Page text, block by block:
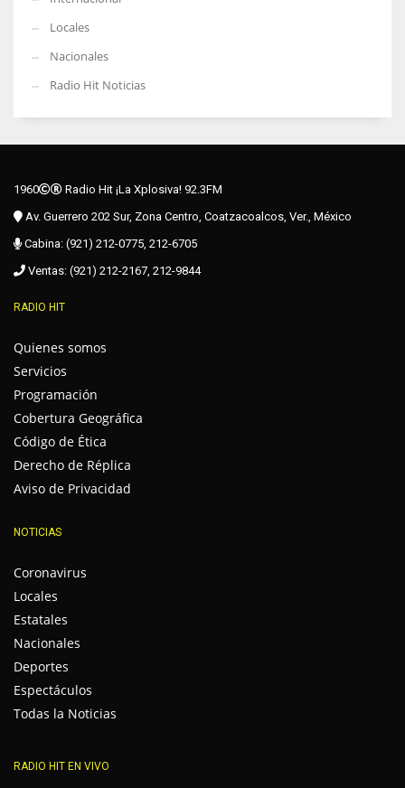
Locales
Nacionales
Radio Hit Noticias
1960
Radio Hit ¡La Xplosiva! 92.3FM
Av. Guerrero 202 Sur, Zona Centro, Coatzacoalcos, Ver., México
Cabina: (921) 212-0775, 212-6705
Ventas: (921) 212-2167, 212-9844
RADIO HIT
Quienes somos
Servicios
Programación
Cobertura Geográfica
Código de Ética
Derecho de Réplica
Aviso de Privacidad
NOTICIAS
Coronavirus
Locales
Estatales
Nacionales
Deportes
Espectáculos
Todas la Noticias
RADIO HIT EN VIVO